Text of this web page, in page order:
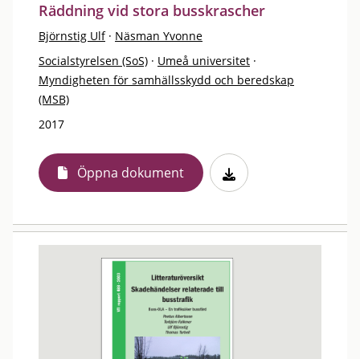
Räddning vid stora busskrascher
Björnstig Ulf · Näsman Yvonne
Socialstyrelsen (SoS) · Umeå universitet ·
Myndigheten för samhällsskydd och beredskap
(MSB)
2017
Öppna dokument